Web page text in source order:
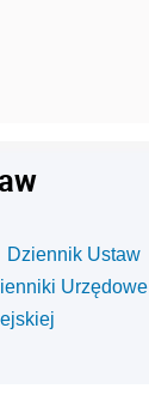
Dziennik Ustaw
Urzędowe